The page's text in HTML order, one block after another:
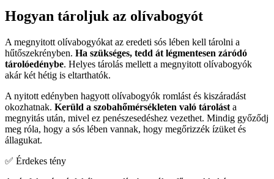
Hogyan tároljuk az olívabogyót
A megnyitott olívabogyókat az eredeti sós lében kell tárolni a
hűtőszekrényben. Ha szükséges, tedd át légmentesen záródó
tárolóedénybe. Helyes tárolás mellett a megnyitott olívabogyók
akár két hétig is eltarthatók.
A nyitott edényben hagyott olívabogyók romlást és kiszáradást
okozhatnak. Kerüld a szobahőmérsékleten való tárolást a
megnyitás után, mivel ez penészesedéshez vezethet. Mindig győződj
meg róla, hogy a sós lében vannak, hogy megőrizzék ízüket és
állagukat.
✅ Érdekes tény